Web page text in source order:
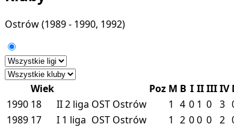
Ostrów(1989 - 1990, 1992)
Wiek Poz M B I IIIIIIV
1990 18 II2 liga OST Ostrów 1 4 0 1 0 3
1989 17 I 1 liga OST Ostrów 1 2 00 0 2